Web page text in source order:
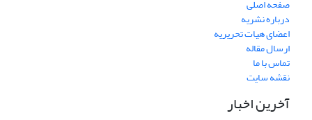
صفحه اصلی
درباره نشریه
اعضای هیات تحریریه
ارسال مقاله
تماس با ما
نقشه سایت
آخرین اخبار